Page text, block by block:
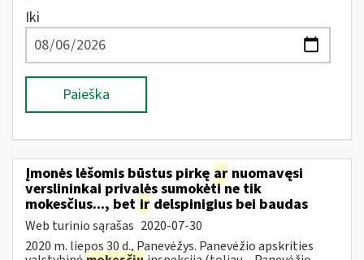
Iki
Paieška
Įmonės lėšomis būstus pirkę ar nuomavęsi
verslininkai privalės sumokėti ne tik
mokesčius..., bet ir delspinigius bei baudas
Web turinio sąrašas 2020-07-30
2020 m. liepos 30 d., Panevėžys. Panevėžio apskrities